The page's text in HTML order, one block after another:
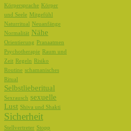
Körpersprache Körper
und Seele Mitgefühl
Naturritual Neuanfänge
Normalität Nähe
Orientierung
Pranaatmen
Psychotherapie Raum und
Zeit Regeln
Risiko
Routine schamanisches
Ritual
Selbstlieberitual
Sexrausch sexuelle
Lust Shiva und Shakti
Sicherheit
Stellvertreter Stopp